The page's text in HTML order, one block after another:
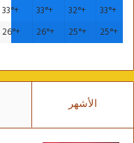
+
33°
+
32°
+
33°
+
33°
+
25°
+
25°
+
26°
+
26°
الأشهر